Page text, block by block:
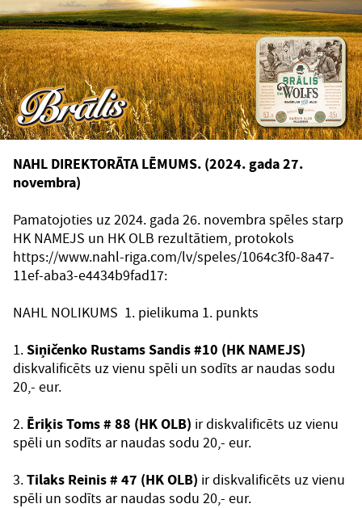
NAHL DIREKTORĀTA LĒMUMS. (2024. gada 27.
novembra)
Pamatojoties uz 2024. gada 26. novembra spēles starp
HK NAMEJS un HK OLB rezultātiem, protokols
https://www.nahl-riga.com/lv/speles/1064c3f0-8a47-
11ef-aba3-e4434b9fad17:
NAHL NOLIKUMS 1. pielikuma 1. punkts
1.Siņičenko Rustams Sandis #10 (HK NAMEJS)
diskvalificēts uz vienu spēli un sodīts ar naudas sodu
20,- eur.
2. Ēriķis Toms # 88 (HK OLB) ir diskvalificēts uz vienu
spēli un sodīts ar naudas sodu 20,- eur.
3.Tilaks Reinis # 47 (HK OLB) ir diskvalificēts uz vienu
spēli un sodīts ar naudas sodu 20,- eur.